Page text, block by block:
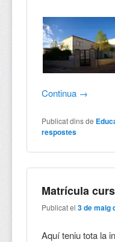
Continua →
Publicat dins de
respostes
Matrícula
Publicat el3 de maig
Aquí teniu tota la